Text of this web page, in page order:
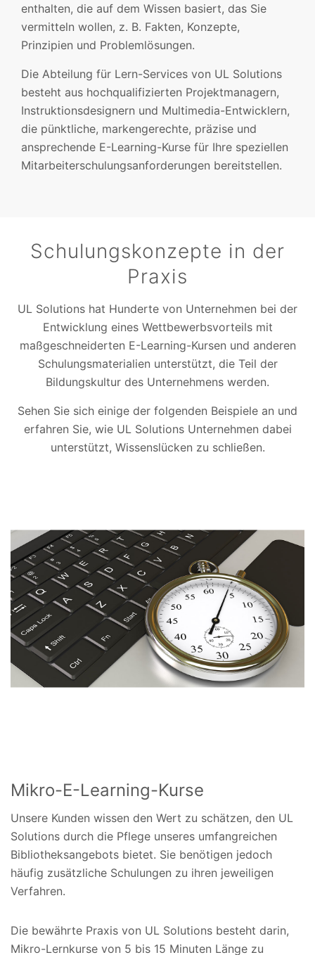
enthalten, die auf dem Wissen basiert, das Sie
vermitteln wollen, z. B. Fakten, Konzepte,
Prinzipien und Problemlösungen.
Die Abteilung für Lern-Services von UL Solutions
besteht aus hochqualifizierten Projektmanagern,
Instruktionsdesignern und Multimedia-Entwicklern,
die pünktliche, markengerechte, präzise und
ansprechende E-Learning-Kurse für Ihre speziellen
Mitarbeiterschulungsanforderungen bereitstellen.
Schulungskonzepte in der
Praxis
UL Solutions hat Hunderte von Unternehmen bei der
Entwicklung eines Wettbewerbsvorteils mit
maßgeschneiderten E-Learning-Kursen und anderen
Schulungsmaterialien unterstützt, die Teil der
Bildungskultur des Unternehmens werden.
Sehen Sie sich einige der folgenden Beispiele an und
erfahren Sie, wie UL Solutions Unternehmen dabei
unterstützt, Wissenslücken zu schließen.
Mikro-E-Learning-Kurse
Unsere Kunden wissen den Wert zu schätzen, den UL
Solutions durch die Pflege unseres umfangreichen
Bibliotheksangebots bietet. Sie benötigen jedoch
häufig zusätzliche Schulungen zu ihren jeweiligen
Verfahren.
Die bewährte Praxis von UL Solutions besteht darin,
Mikro-Lernkurse von 5 bis 15 Minuten Länge zu